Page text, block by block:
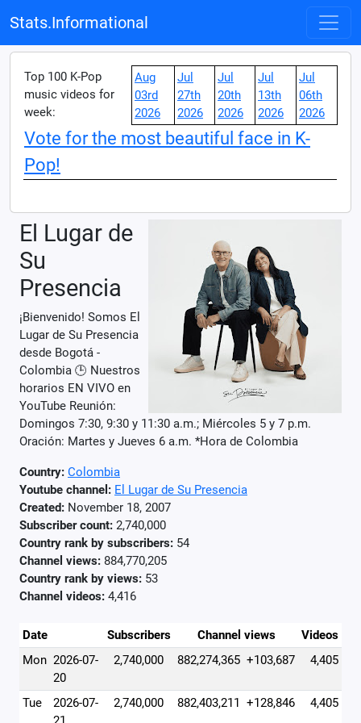
Stats.Informational
Top 100 K-Pop
music videos for
week:
Aug
03rd
2026
Jul
27th
2026
Jul
20th
2026
Jul
13th
2026
Jul
06th
2026
Vote for the most beautiful face in K-
Pop!
El Lugar de
Su
Presencia
¡Bienvenido! Somos El
Lugar de Su Presencia
desde Bogotá -
Colombia 🕒 Nuestros
horarios EN VIVO en
YouTube Reunión:
Domingos 7:30, 9:30 y 11:30 a.m.; Miércoles 5 y 7 p.m.
Oración: Martes y Jueves 6 a.m. *Hora de Colombia
Country: Colombia
Youtube channel: El Lugar de Su Presencia
Created: November 18, 2007
Subscriber count: 2,740,000
Country rank by subscribers: 54
Channel views: 884,770,205
Country rank by views: 53
Channel videos: 4,416
Date Subscribers Channel views
Videos
Mon 2026-07-
20
2,740,000 882,274,365 +103,687 4,405
Tue
2026-07-
2,740,000 882,403,211 +128,846 4,405